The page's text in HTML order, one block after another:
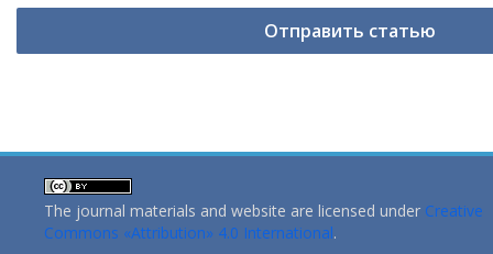
Отправить статью
The journal materials and website are licensed under Creative
Commons «Attribution» 4.0 International.